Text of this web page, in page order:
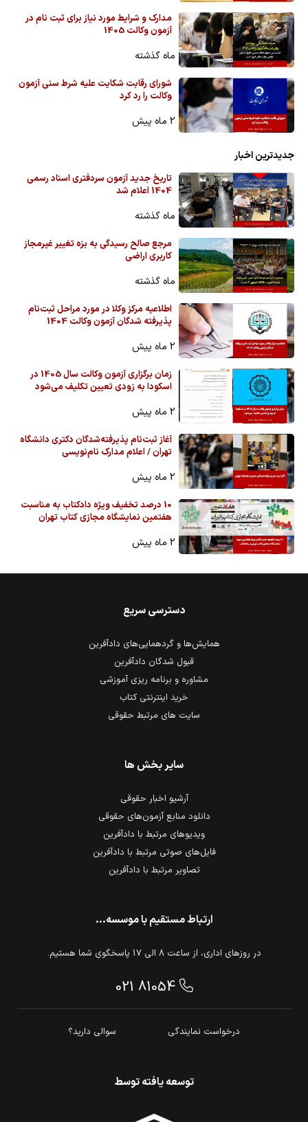
مدارک و شرایط مورد نیاز برای ثبت نام در
آزمون وکالت 1405
ماه گذشته
شورای رقابت شکایت علیه شرط سنی آزمون
وکالت را رد کرد
2 ماه پیش
جدیدترین اخبار
تاریخ جدید آزمون سردفتری اسناد رسمی
1404 اعلام شد
ماه گذشته
مرجع صالح رسیدگی به بزه تغییر غیرمجاز
کاربری اراضی
ماه گذشته
اطلاعیه مرکز وکلا در مورد مراحل ثبت‌نام
پذیرفته شدگان آزمون وکالت 1404
2 ماه پیش
زمان برگزاری آزمون وکالت سال 1405 در
اسکودا به زودی تعیین تکلیف می‌شود
2 ماه پیش
آغاز ثبت‌نام پذیرفته‌شدگان دکتری دانشگاه
تهران / اعلام مدارک نام‌نویسی
2 ماه پیش
10 درصد تخفیف ویژه دادکتاب به مناسبت
هفتمین نمایشگاه مجازی کتاب تهران
2 ماه پیش
ارتباط مستقیم با موسسه...
در روزهای اداری، از ساعت 8 الی 17 پاسخگوی شما هستیم.
021 81054
درخواست نمایندگی سوالی دارید؟
دسترسی سریع
همایش‌ها و گردهمایی‌های دادآفرین
قبول شدگان دادآفرین
مشاوره و برنامه ریزی آموزشی
خرید اینترنتی کتاب
سایت های مرتبط حقوقی
سایر بخش ها
آرشیو اخبار حقوقی
دانلود منابع آزمون‌های حقوقی
ویدیوهای مرتبط با دادآفرین
فایل‌های صوتی مرتبط با دادآفرین
تصاویر مرتبط با دادآفرین
توسعه یافته توسط